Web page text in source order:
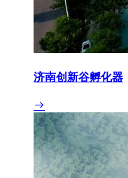
济南创新谷孵化器